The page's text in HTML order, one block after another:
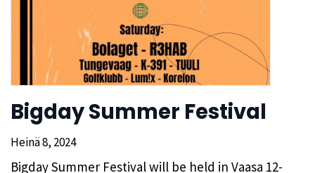
Bigday Summer Festival
Heinä 8, 2024
Bigday Summer Festival will be held in Vaasa 12-